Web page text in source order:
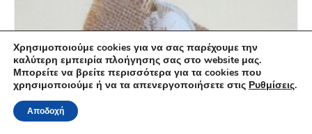
Χρησιμοποιούμε cookies για να σας παρέχουμε την
καλύτερη εμπειρία πλοήγησης σας στο website μας.
Μπορείτε να βρείτε περισσότερα για τα cookies που
χρησιμοποιούμε ή να τα απενεργοποιήσετε στις Ρυθμίσεις.
Αποδοχή